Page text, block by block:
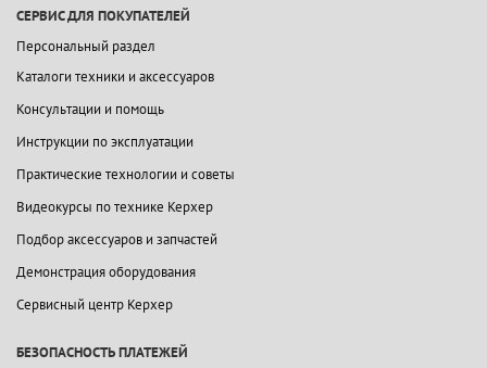
СЕРВИС ДЛЯ ПОКУПАТЕЛЕЙ
Персональный раздел
Каталоги техники и аксессуаров
Консультации и помощь
Инструкции по эксплуатации
Практические технологии и советы
Видеокурсы по технике Керхер
Подбор аксессуаров и запчастей
Демонстрация оборудования
Сервисный центр Керхер
БЕЗОПАСНОСТЬ ПЛАТЕЖЕЙ